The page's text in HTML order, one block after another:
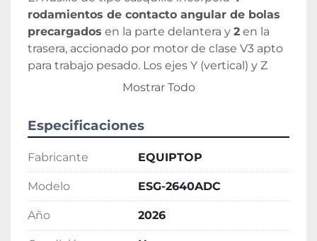
rodamientos de contacto angular de bolas
precargados en la parte delantera y 2 en la
trasera, accionado por motor de clase V3 apto
para trabajo pesado. Los ejes Y (vertical) y Z
(transversal) emplean transmisión directa
lineales con lubricación automática forzada,
accionados por servomotores CA. El eje X
longitudinal se acciona por sistema hidráulico
con velocidad infinitamente variable entre
25 m/min
(60 Hz). El motor del husillo es de
CV en la serie 24 (ampliable hasta 25 CV
) y de
15 CV
en la serie 32 (ampliable hasta
velocidad de husillo es de 1.750 rpm
a 60 Hz /
Mostrar Todo
Especificaciones
Fabricante EQUIPTOP
Modelo ESG-2640ADC
Año 2026